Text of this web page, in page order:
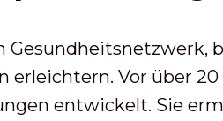
Gesundheitsnetzwerk,
erleichtern. Vor über
entwickelt. Sie